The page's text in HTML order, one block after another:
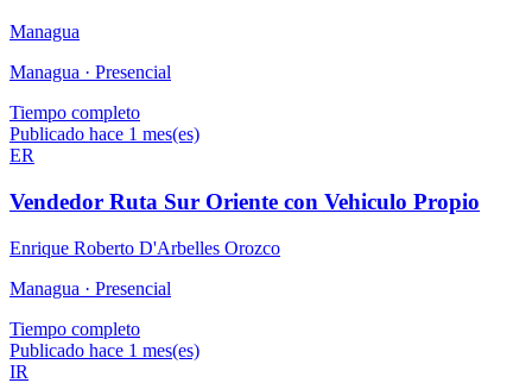
Managua
Managua · Presencial
Tiempo completo
Publicado hace 1 mes(es)
ER
Vendedor Ruta Sur Oriente con Vehiculo Propio
Enrique Roberto D'Arbelles Orozco
Managua · Presencial
Tiempo completo
Publicado hace 1 mes(es)
IR